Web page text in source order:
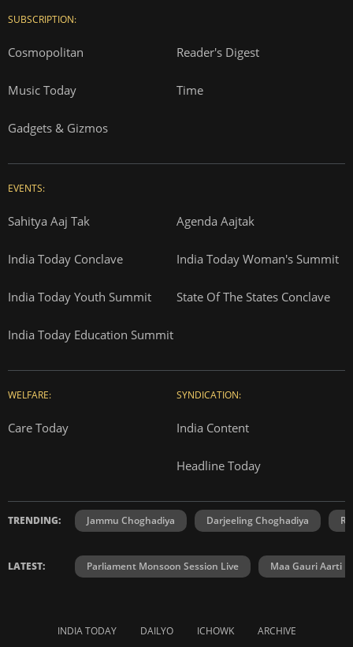
SUBSCRIPTION:
Cosmopolitan Reader's Digest
Music Today Time
Gadgets & Gizmos
EVENTS:
Sahitya Aaj Tak Agenda Aajtak
India Today Conclave India Today Woman's Summit
India Today Youth Summit State Of The States Conclave
India Today Education Summit
WELFARE:
Care Today
SYNDICATION:
India Content
Headline Today
TRENDING: Jammu Choghadiya Darjeeling Choghadiya
LATEST: Parliament Monsoon Session Live Maa Gauri Aarti
INDIA TODAY DAILYO ICHOWK ARCHIVE